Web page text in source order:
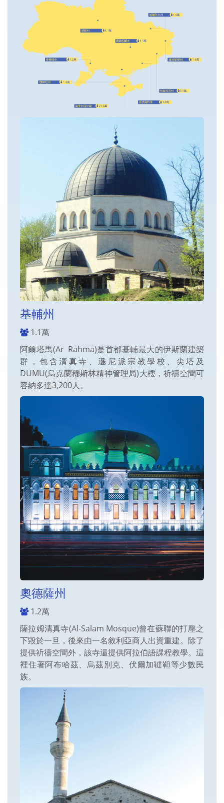
基輔州
1.1萬
阿爾塔馬(Ar Rahma)是首都基輔最大的伊斯蘭建築
群，包含清真寺、遜尼派宗教學校、尖塔及
DUMU(烏克蘭穆斯林精神管理局)大樓，祈禱空間可
容納多達3,200人。
奧德薩州
1.2萬
薩拉姆清真寺(Al-Salam Mosque)曾在蘇聯的打壓之
下毀於一旦，後來由一名敘利亞商人出資重建。除了
提供祈禱空間外，該寺還提供阿拉伯語課程教學。這
裡住著阿布哈茲、烏茲別克、伏爾加韃靼等少數民
族。